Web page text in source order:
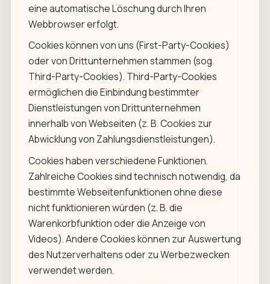
eine automatische Löschung durch Ihren
Webbrowser erfolgt.
Cookies können von uns (First-Party-Cookies)
oder von Drittunternehmen stammen (sog.
Third-Party-Cookies). Third-Party-Cookies
ermöglichen die Einbindung bestimmter
Dienstleistungen von Drittunternehmen
innerhalb von Webseiten (z. B. Cookies zur
Abwicklung von Zahlungsdienstleistungen).
Cookies haben verschiedene Funktionen.
Zahlreiche Cookies sind technisch notwendig, da
bestimmte Webseitenfunktionen ohne diese
nicht funktionieren würden (z. B. die
Warenkorbfunktion oder die Anzeige von
Videos). Andere Cookies können zur Auswertung
des Nutzerverhaltens oder zu Werbezwecken
verwendet werden.